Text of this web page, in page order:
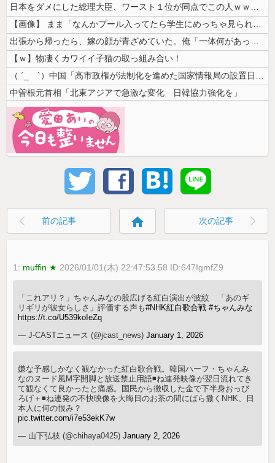
日本をダメにした総理大臣、ワースト１位が同点でこの人ｗｗｗｗｗｗ
【画像】 まま「なんかプール入ってたら学生にめっちゃ見られたw」
出張から帰ったら、嫁の顔が青ざめていた。俺「一体何があったんだ？」嫁「...
【ｗ】物凄くカワイイ子猫の取っ組み合い！
（ ´_ゝ`）中国「高市政権が法制化を進めた国家情報局の設置日が7月3...
中曽根元首相「北東アジアで急激な変化 日韓協力強化を」
前の記事 home 次の記事
1: muffin ★ 2026/01/01(木) 22:47:53.58 ID:647IgmfZ9
「これアリ？」ちゃんみなの股広げる紅白演出が波紋 「あのギ
リギリが彼女らしさ」評価する声も#NHK紅白歌合戦 #ちゃんみな
https://t.co/U539koIeZq
— J-CASTニュース (@jcast_news)January 1, 2026
嫌な予感しかなく観なかった紅白歌合戦。韓国ハーフ・ちゃんみ
なのヌード風M字開脚と放送禁止用語◾️ね連発映像が翌日流れてき
て観なくて良かったと痛感。国民から徴収した金で下半身おっぴ
ろげ＋◾️ね連発の不快映像を大晦日のお茶の間にばら撒くNHK、日
本人に何の恨み？
pic.twitter.com/i7e53ekK7w
— 山下弘枝 (@chihaya0425)January 2, 2026